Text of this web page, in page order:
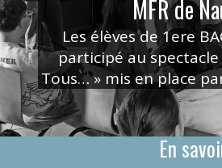
MFR de Naucelle
Les élèves de 1ere BAC
participé au spectacle «
» mis en place par la
médiation animale,
votre projet
jeunes ont été
En